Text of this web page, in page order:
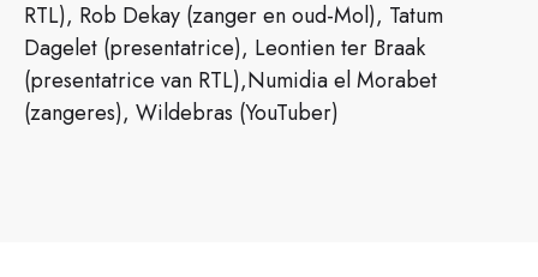
RTL), Rob Dekay (zanger en oud-Mol), Tatum
Dagelet (presentatrice), Leontien ter Braak
(presentatrice van RTL),Numidia el Morabet
(zangeres), Wildebras (YouTuber)